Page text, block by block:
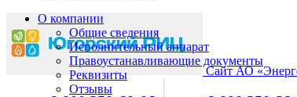
Сайт АО
О компании
Общие сведения
Исполнительный аппарат
Правоустанавливающие документы
Реквизиты
Отзывы